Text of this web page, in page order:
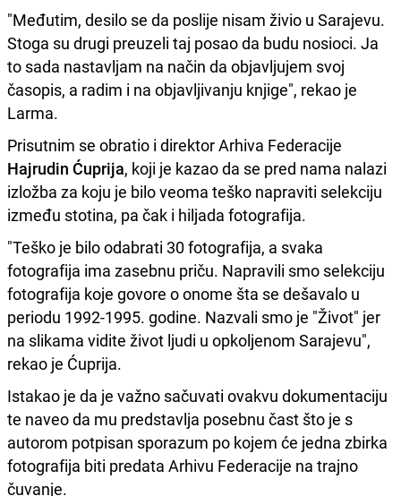
"Međutim, desilo se da poslije nisam živio u Sarajevu.
Stoga su drugi preuzeli taj posao da budu nosioci. Ja
to sada nastavljam na način da objavljujem svoj
časopis, a radim i na objavljivanju knjige", rekao je
Larma.
Prisutnim se obratio i direktor Arhiva Federacije
Hajrudin Ćuprija, koji je kazao da se pred nama nalazi
izložba za koju je bilo veoma teško napraviti selekciju
između stotina, pa čak i hiljada fotografija.
"Teško je bilo odabrati 30 fotografija, a svaka
fotografija ima zasebnu priču. Napravili smo selekciju
fotografija koje govore o onome šta se dešavalo u
periodu 1992-1995. godine. Nazvali smo je "Život" jer
na slikama vidite život ljudi u opkoljenom Sarajevu",
rekao je Ćuprija.
Istakao je da je važno sačuvati ovakvu dokumentaciju
te naveo da mu predstavlja posebnu čast što je s
autorom potpisan sporazum po kojem će jedna zbirka
fotografija biti predata Arhivu Federacije na trajno
čuvanje.